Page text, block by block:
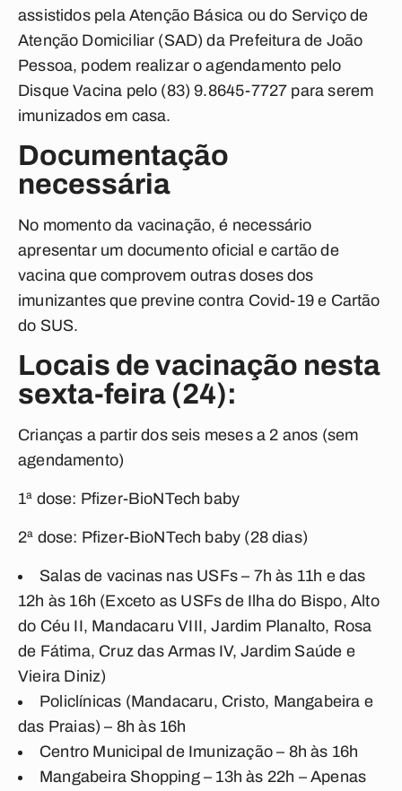
assistidos pela Atenção Básica ou do Serviço de
Atenção Domiciliar (SAD) da Prefeitura de João
Pessoa, podem realizar o agendamento pelo
Disque Vacina pelo (83) 9.8645-7727 para serem
imunizados em casa.
Documentação
necessária
No momento da vacinação, é necessário
apresentar um documento oficial e cartão de
vacina que comprovem outras doses dos
imunizantes que previne contra Covid-19 e Cartão
do SUS.
Locais de vacinação nesta
sexta-feira (24):
Crianças a partir dos seis meses a 2 anos (sem
agendamento)
1ª dose: Pfizer-BioNTech baby
2ª dose: Pfizer-BioNTech baby (28 dias)
Salas de vacinas nas USFs – 7h às 11h e das
12h às 16h (Exceto as USFs de Ilha do Bispo, Alto
do Céu II, Mandacaru VIII, Jardim Planalto, Rosa
de Fátima, Cruz das Armas IV, Jardim Saúde e
Vieira Diniz)
Policlínicas (Mandacaru, Cristo, Mangabeira e
das Praias) – 8h às 16h
Centro Municipal de Imunização – 8h às 16h
Mangabeira Shopping – 13h às 22h – Apenas